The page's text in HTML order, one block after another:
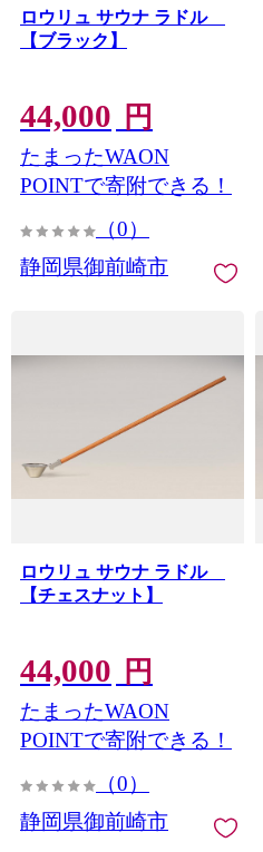
ロウリュ サウナ ラドル
【ブラック】
44,000 円
たまったWAON
POINTで寄附できる！
（0）
静岡県御前崎市
ロウリュ サウナ ラドル
【チェスナット】
44,000 円
たまったWAON
POINTで寄附できる！
（0）
静岡県御前崎市